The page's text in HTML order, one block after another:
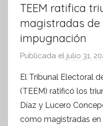
TEEM ratifica
magistradas de
impugnación
Publicada el julio 31,
El Tribunal Electoral
(TEEM) ratificó los
Díaz y Lucero
como magistradas